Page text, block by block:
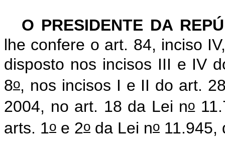
O PRESIDENTE DA
lhe confere o art. 84, inciso
disposto nos incisos III e IV
8o, nos incisos I e II do art.
2004, no art. 18 da Lei no
arts. 1o e 2o da Lei no 11.945,